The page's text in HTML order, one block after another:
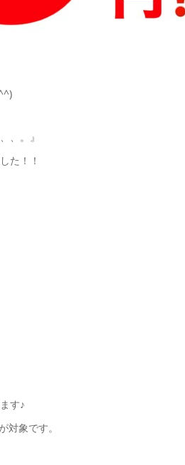
、。』
た！！
す♪
象です。